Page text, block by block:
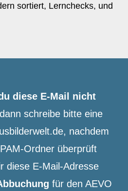
sortiert, Lernchecks, und
diese E-Mail nicht
schreibe bitte eine
nachdem
Ordner überprüft
diese E-Mail-Adresse
für den AEVO